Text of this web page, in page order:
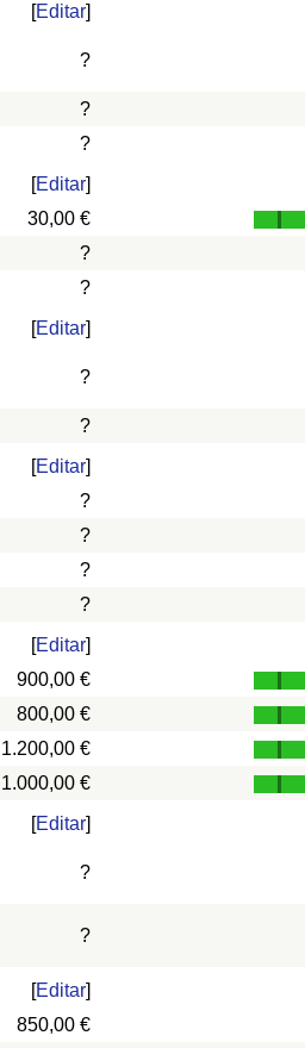
[Editar]
?
?
?
[Editar]
30,00 €
?
?
[Editar]
?
?
[Editar]
?
?
?
?
[Editar]
900,00 €
800,00 €
1.200,00 €
1.000,00 €
[Editar]
?
?
[Editar]
850,00 €